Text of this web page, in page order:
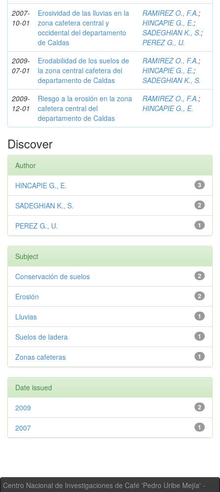
2007-
10-01
Erosividad de las lluvias en la
zona cafetera central y
occidental del departamento
de Caldas
RAMIREZ O., F.A.;
HINCAPIE G., E.;
SADEGHIAN K., S.;
PEREZ G., U.
2009-
07-01
Erodabilidad de los suelos de
la zona central cafetera del
departamento de Caldas
RAMIREZ O., F.A.;
HINCAPIE G., E.;
SADEGHIAN K., S.
2009-
12-01
Riesgo a la erosión en la zona
cafetera central del
departamento de Caldas
RAMIREZ O., F.A.;
HINCAPIE G., E.
Discover
Author
3
HINCAPIE G., E.
2
SADEGHIAN K., S.
1
PEREZ G., U.
Subject
2
Conservación de suelos
2
Erosión
1
Lluvias
1
Suelos de ladera
1
Zonas cafeteras
Date issued
2
2009
1
2007
Centro Nacional de Investigaciones de Café 'Pedro Uribe Mejía' -